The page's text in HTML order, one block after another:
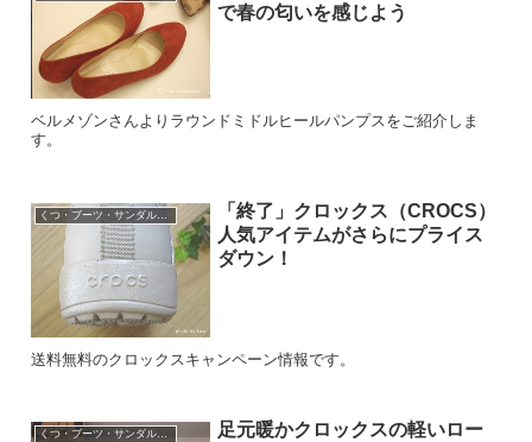
で春の匂いを感じよう
ベルメゾンさんよりラウンドミドルヒールパンプスをご紹介しま
す。
くつ・ブーツ・サンダル・パンプスなど
「終了」クロックス（CROCS）
人気アイテムがさらにプライス
ダウン！
送料無料のクロックスキャンペーン情報です。
くつ・ブーツ・サンダル・パンプスなど
足元暖かクロックスの軽いロー